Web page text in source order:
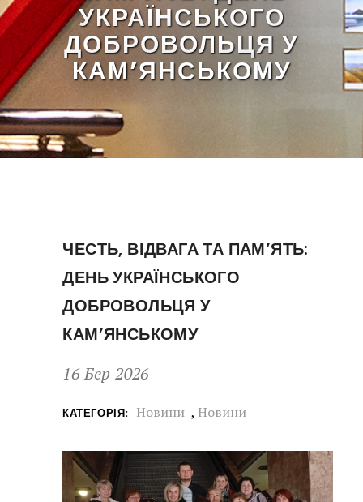
УКРАЇНСЬКОГО
ДОБРОВОЛЬЦЯ У
КАМ’ЯНСЬКОМУ
ЧЕСТЬ, ВІДВАГА ТА ПАМ’ЯТЬ:
ДЕНЬ УКРАЇНСЬКОГО
ДОБРОВОЛЬЦЯ У
КАМ’ЯНСЬКОМУ
16 Бер 2026
КАТЕГОРІЯ: Новини , Новини